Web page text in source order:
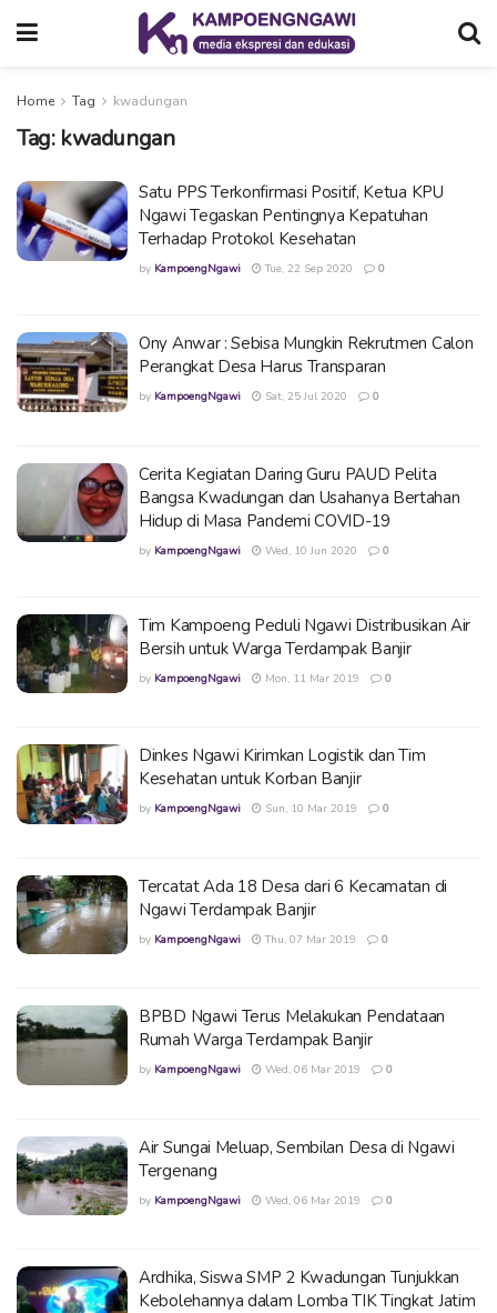
Home Tag kwadungan
Tag: kwadungan
Satu PPS Terkonfirmasi Positif, Ketua KPU
Ngawi Tegaskan Pentingnya Kepatuhan
Terhadap Protokol Kesehatan
by KampoengNgawi Tue, 22 Sep 2020 0
Ony Anwar : Sebisa Mungkin Rekrutmen Calon
Perangkat Desa Harus Transparan
by KampoengNgawi Sat, 25 Jul 2020 0
Cerita Kegiatan Daring Guru PAUD Pelita
Bangsa Kwadungan dan Usahanya Bertahan
Hidup di Masa Pandemi COVID-19
by KampoengNgawi Wed, 10 Jun 2020 0
Tim Kampoeng Peduli Ngawi Distribusikan Air
Bersih untuk Warga Terdampak Banjir
by KampoengNgawi Mon, 11 Mar 2019 0
Dinkes Ngawi Kirimkan Logistik dan Tim
Kesehatan untuk Korban Banjir
by KampoengNgawi Sun, 10 Mar 2019 0
Tercatat Ada 18 Desa dari 6 Kecamatan di
Ngawi Terdampak Banjir
by KampoengNgawi Thu, 07 Mar 2019 0
BPBD Ngawi Terus Melakukan Pendataan
Rumah Warga Terdampak Banjir
by KampoengNgawi Wed, 06 Mar 2019 0
Air Sungai Meluap, Sembilan Desa di Ngawi
Tergenang
by KampoengNgawi Wed, 06 Mar 2019 0
Ardhika, Siswa SMP 2 Kwadungan Tunjukkan
Kebolehannya dalam Lomba TIK Tingkat Jatim